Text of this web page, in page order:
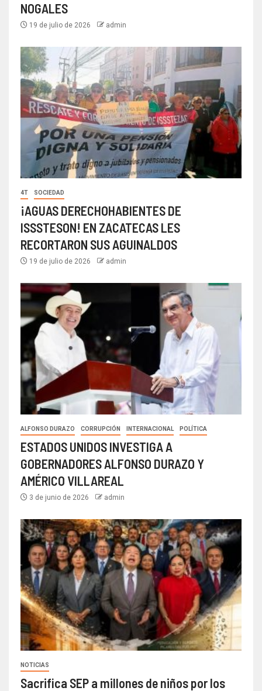
NOGALES
19 de julio de 2026 admin
4T SOCIEDAD
¡AGUAS DERECHOHABIENTES DE
ISSSTESON! EN ZACATECAS LES
RECORTARON SUS AGUINALDOS
19 de julio de 2026 admin
ALFONSO DURAZO CORRUPCIÓN INTERNACIONAL POLÍTICA
ESTADOS UNIDOS INVESTIGA A
GOBERNADORES ALFONSO DURAZO Y
AMÉRICO VILLAREAL
3 de junio de 2026 admin
NOTICIAS
Sacrifica SEP a millones de niños por los